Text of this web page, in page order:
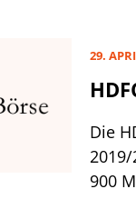
29.
Die
900